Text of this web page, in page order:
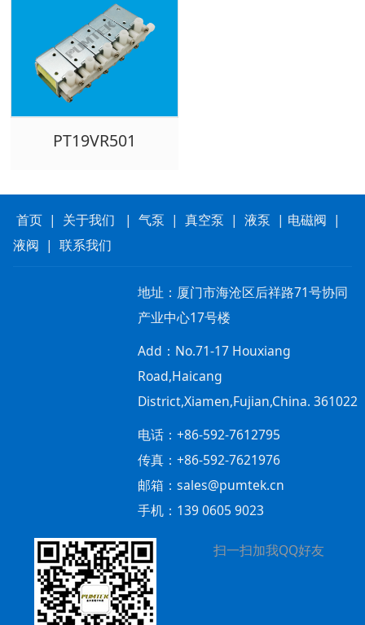
PT19VR501
首页| 关于我们 | 气泵 | 真空泵 | 液泵 | 电磁阀 |
液阀 | 联系我们
地址： 厦门市海沧区后祥路71号协同
产业中心17号楼
Add： No.71-17 Houxiang
Road,Haicang
District,Xiamen,Fujian,China. 361022
电话：+86-592-7612795
传真：+86-592-7621976
邮箱：sales@pumtek.cn
手机：139 0605 9023
扫一扫加我QQ好友